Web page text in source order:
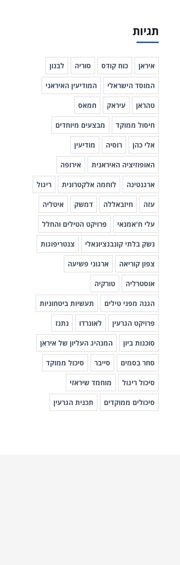
תגיות
איראן כוח קודס סוריה לבנון
המוסד הישראלי המודיעין האיראני
טהראן עיראק חמאס
חיסול ממוקד מבצעים מיוחדים
אלי כהן רוסיה מודיעין
האופוזיציה האיראנית אירופה
ארגנטינה לוחמה אלקטרונית ריגול
עזה חיזבאללה דמשק איטליה
עלי ח'אמנאי פרויקט הטילים והחלל
נשק בלתי קונבנציונאלי צנטריפוגות
צפון קוריאה ארגוני פשיעה
אוסטרליה טורקיה
הגנה מפני טילים תעשיות ביטחוניות
פרויקט הגרעין לאונרדו נתנז
סוכנות ביון המנהיג העליון של איראן
סחר בסמים סייבר סיכול ממוקד
סיכול ריגול מוחמד שיראזי
סיכולים ממוקדים תכנית הגרעין